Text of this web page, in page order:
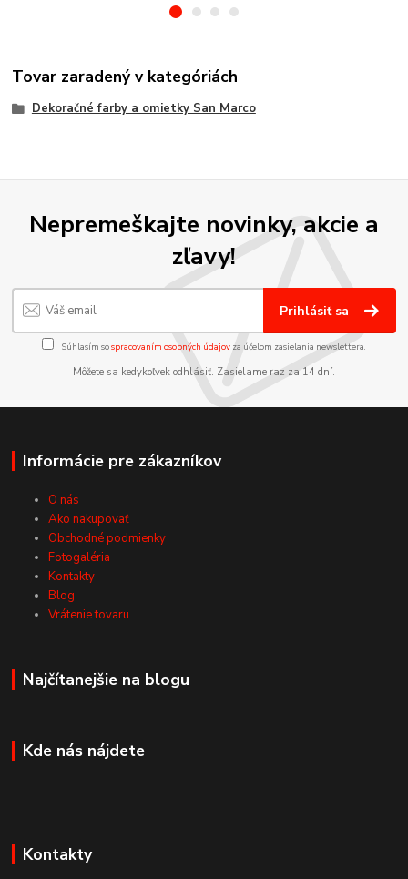
Tovar zaradený v kategóriách
Dekoračné farby a omietky San Marco
Nepremeškajte novinky, akcie a
zľavy!
Prihlásiť sa
Súhlasím sospracovaním osobných údajov za účelom zasielania newslettera.
Môžete sa kedykoľvek odhlásiť. Zasielame raz za 14 dní.
Informácie pre zákazníkov
O nás
Ako nakupovať
Obchodné podmienky
Fotogaléria
Kontakty
Blog
Vrátenie tovaru
Najčítanejšie na blogu
Kde nás nájdete
Kontakty